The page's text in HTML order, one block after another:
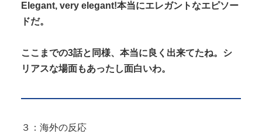
Elegant, very elegant!本当にエレガントなエピソー
ドだ。
ここまでの3話と同様、本当に良く出来てたね。シ
リアスな場面もあったし面白いわ。
３：海外の反応